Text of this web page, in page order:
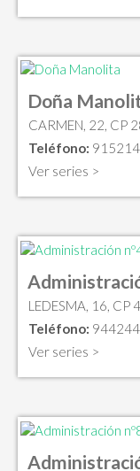
Doña
CARMEN, 22, CP
Teléfono:
Ver series >
LEDESMA, 16, CP
Teléfono:
Ver series >